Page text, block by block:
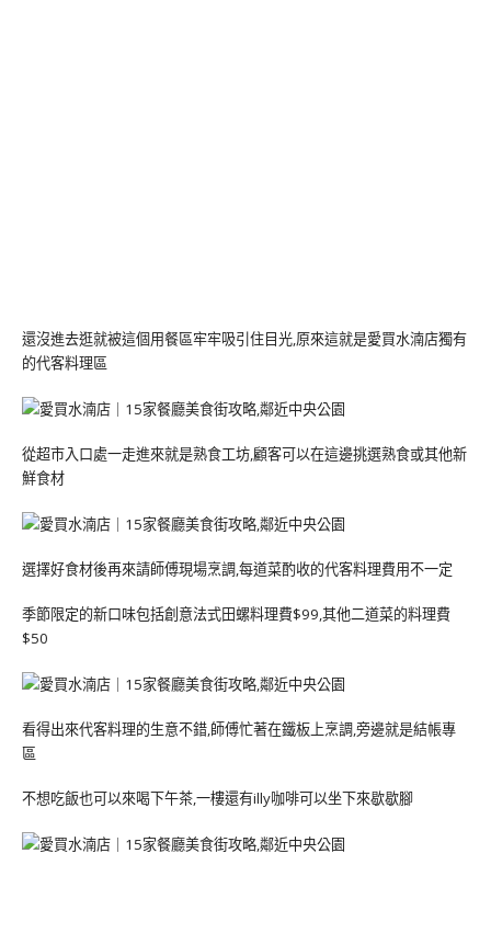
還沒進去逛就被這個用餐區牢牢吸引住目光,原來這就是愛買水湳店獨有
的代客料理區
從超市入口處一走進來就是熟食工坊,顧客可以在這邊挑選熟食或其他新
鮮食材
選擇好食材後再來請師傅現場烹調,每道菜酌收的代客料理費用不一定
季節限定的新口味包括創意法式田螺料理費$99,其他二道菜的料理費
$50
看得出來代客料理的生意不錯,師傅忙著在鐵板上烹調,旁邊就是結帳專
區
不想吃飯也可以來喝下午茶,一樓還有illy咖啡可以坐下來歇歇腳